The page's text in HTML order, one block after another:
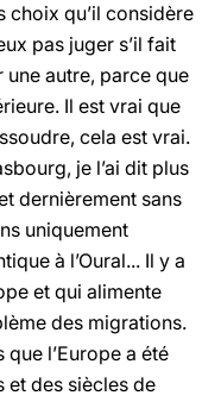
choix qu’il considère
pas juger s’il fait
autre, parce que
Il est vrai que
cela est vrai.
je l’ai dit plus
dernièrement sans
uniquement
à l’Oural... Il y a
et qui alimente
des migrations.
que l’Europe a été
et des siècles de